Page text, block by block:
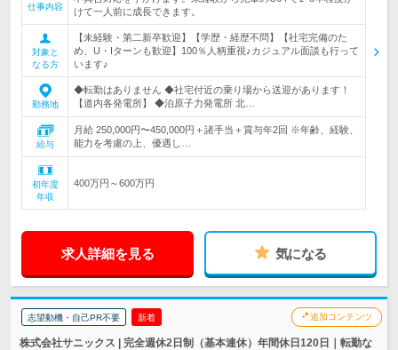
仕事内容
けて一人前に成長できます。
対象と
なる方
【未経験・第二新卒歓迎】【学歴・経歴不問】【社宅完備のた
め、U・Iターンも歓迎】100％人柄重視♪カジュアル面談も行って
います♪
勤務地
◆転勤はありません ◆社宅付近の乗り場から送迎があります！
【道内各発電所】 ◆泊原子力発電所 北…
給与
月給 250,000円〜450,000円＋諸手当＋賞与年2回 ※年齢、経験、
能力を考慮の上、優遇し…
初年度
年収
400万円～600万円
求人詳細を見る 気になる
志望動機・自己PR不要 新着 追加コンテンツ
株式会社サニックス | 完全週休2日制（基本連休）年間休日120日｜転勤な